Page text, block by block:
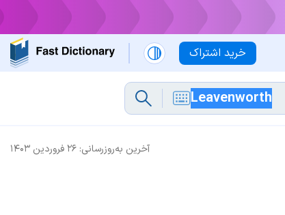
خرید اشتراک
آخرین به‌روزرسانی: ۲۶ فروردین ۱۴۰۳